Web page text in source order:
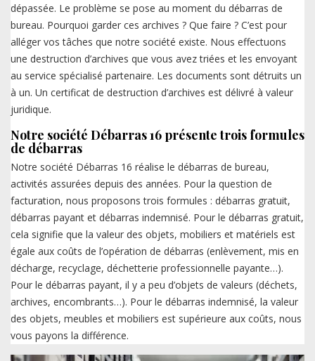
dépassée. Le problème se pose au moment du débarras de
bureau. Pourquoi garder ces archives ? Que faire ? C’est pour
alléger vos tâches que notre société existe. Nous effectuons
une destruction d’archives que vous avez triées et les envoyant
au service spécialisé partenaire. Les documents sont détruits un
à un. Un certificat de destruction d’archives est délivré à valeur
juridique.
Notre société Débarras 16 présente trois formules
de débarras
Notre société Débarras 16 réalise le débarras de bureau,
activités assurées depuis des années. Pour la question de
facturation, nous proposons trois formules : débarras gratuit,
débarras payant et débarras indemnisé. Pour le débarras gratuit,
cela signifie que la valeur des objets, mobiliers et matériels est
égale aux coûts de l’opération de débarras (enlèvement, mis en
décharge, recyclage, déchetterie professionnelle payante…).
Pour le débarras payant, il y a peu d’objets de valeurs (déchets,
archives, encombrants…). Pour le débarras indemnisé, la valeur
des objets, meubles et mobiliers est supérieure aux coûts, nous
vous payons la différence.